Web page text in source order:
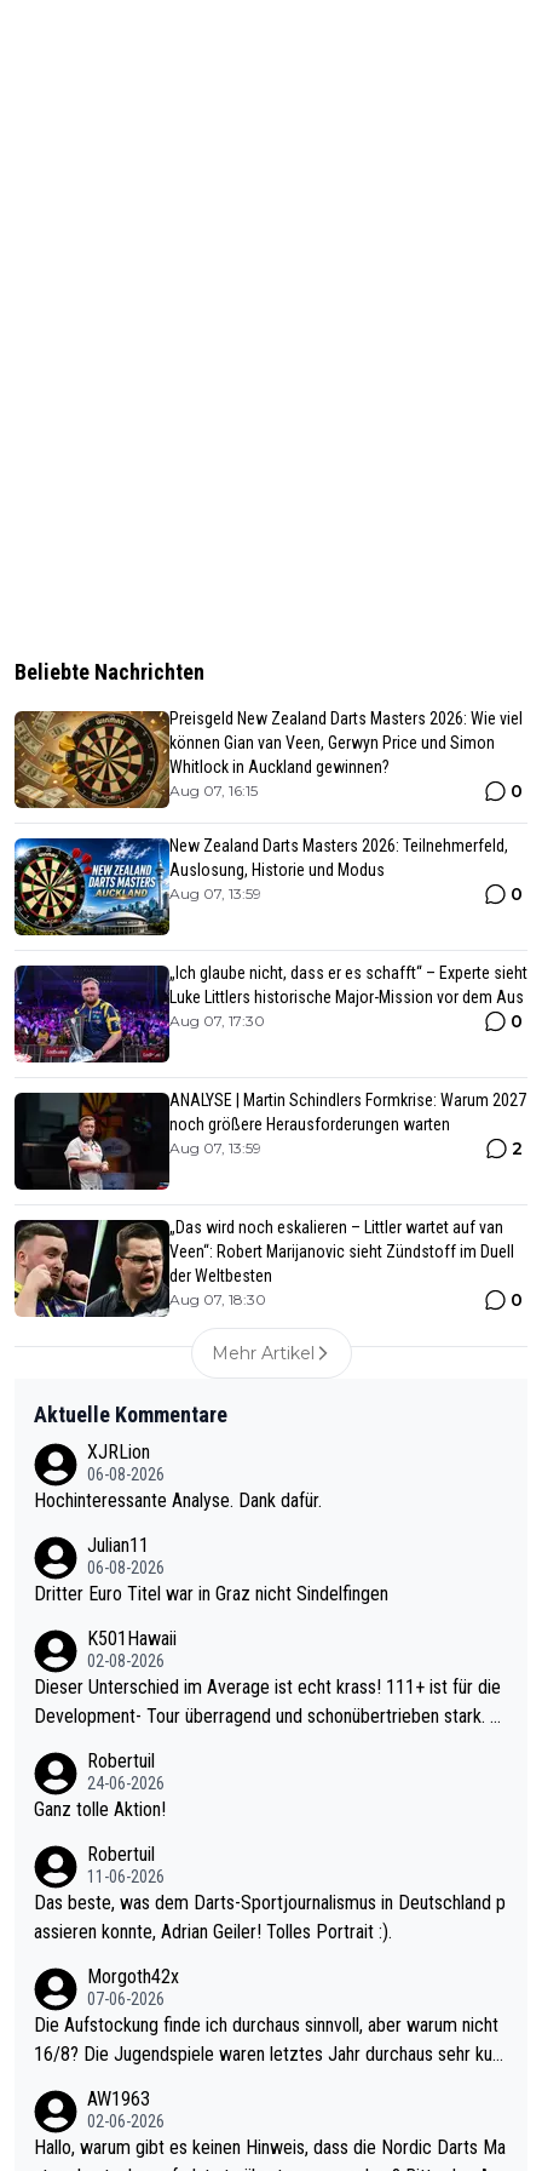
Beliebte Nachrichten
Preisgeld New Zealand Darts Masters 2026: Wie viel
können Gian van Veen, Gerwyn Price und Simon
Whitlock in Auckland gewinnen?
Aug 07, 16:15 0
New Zealand Darts Masters 2026: Teilnehmerfeld,
Auslosung, Historie und Modus
Aug 07, 13:59 0
„Ich glaube nicht, dass er es schafft“ – Experte sieht
Luke Littlers historische Major-Mission vor dem Aus
Aug 07, 17:30 0
ANALYSE | Martin Schindlers Formkrise: Warum 2027
noch größere Herausforderungen warten
Aug 07, 13:59 2
„Das wird noch eskalieren – Littler wartet auf van
Veen“: Robert Marijanovic sieht Zündstoff im Duell
der Weltbesten
Aug 07, 18:30 0
Mehr Artikel
Aktuelle Kommentare
XJRLion
06-08-2026
Hochinteressante Analyse. Dank dafür.
Julian11
06-08-2026
Dritter Euro Titel war in Graz nicht Sindelfingen
K501Hawaii
02-08-2026
Dieser Unterschied im Average ist echt krass! 111+ ist für die
Development- Tour überragend und schonübertrieben stark. U
mal 40+ erst recht. Da gewinnst keinen Blumentopf - ist ja noc
h krasser wie ein Pokalspiel eines Kreisligisten vs einem Bund
Robertuil
24-06-2026
Ganz tolle Aktion!
Robertuil
11-06-2026
Das beste, was dem Darts-Sportjournalismus in Deutschland p
assieren konnte, Adrian Geiler! Tolles Portrait :).
Morgoth42x
07-06-2026
Die Aufstockung finde ich durchaus sinnvoll, aber warum nicht
16/8? Die Jugendspiele waren letztes Jahr durchaus sehr kurz
Allerdings ist Mitchell Lawrie als Nummer 1 der Welt eh qualifi
ziert. Somit ändert die automatische Qualifikation des Weltmei
AW1963
02-06-2026
Hallo, warum gibt es keinen Hinweis, dass die Nordic Darts Ma